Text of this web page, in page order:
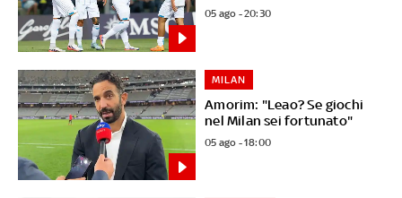
05 ago - 20:30
Amorim: "Leao? Se giochi
nel Milan sei fortunato"
MILAN
05 ago - 18:00